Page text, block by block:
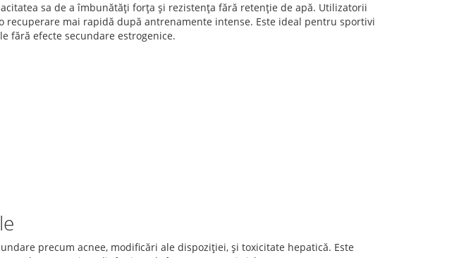
sa de a îmbunătăți forța și rezistența fără retenție de apă. Utilizatorii
recuperare mai rapidă după antrenamente intense. Este ideal pentru sportivi
fără efecte secundare estrogenice.
precum acnee, modificări ale dispoziției, și toxicitate hepatică. Este